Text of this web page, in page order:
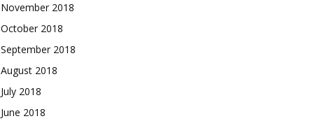
November 2018
October 2018
September 2018
August 2018
July 2018
June 2018